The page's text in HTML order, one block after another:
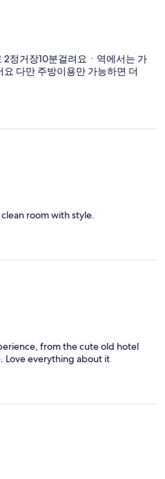
정거장10분걸려요ㆍ역에서는 가
다만 주방이용만 가능하면 더
room with style.
from the cute old hotel
Love everything about it